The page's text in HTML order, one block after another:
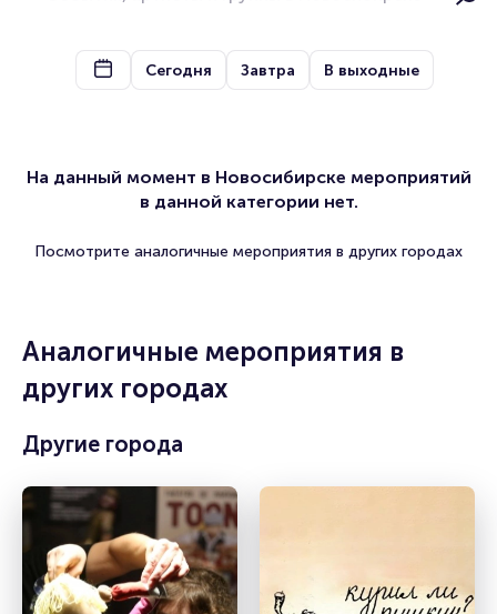
Сегодня Завтра В выходные
На данный момент в Новосибирске мероприятий
в данной категории нет.
Посмотрите аналогичные мероприятия в других городах
Аналогичные мероприятия в
других городах
Другие города